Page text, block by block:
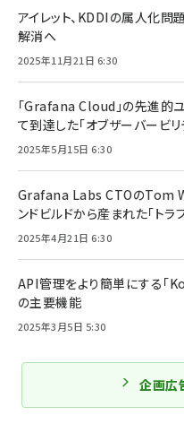
アイレット、KDDIの属人化
解消へ
2025年11月21日 6:30
「Grafana Cloud」の先進的
て到達した「オブザーバービリ
2025年5月15日 6:30
Grafana Labs CTOのTom
ンドビルドから産まれた「ト
2025年4月21日 6:30
API管理をより簡単にする「
の主要機能
2025年3月5日 5:30
企画広